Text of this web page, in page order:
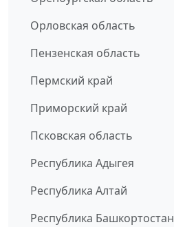
Орловская область
Пензенская область
Пермский край
Приморский край
Псковская область
Республика Адыгея
Республика Алтай
Республика Башкортостан